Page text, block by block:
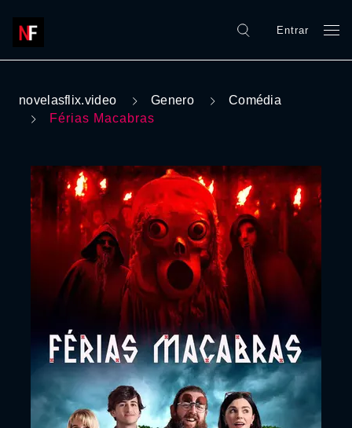
Entrar
novelasflix.video Genero
Comédia
Férias Macabras